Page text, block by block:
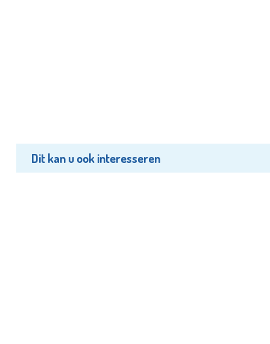
Dit kan u ook interesseren